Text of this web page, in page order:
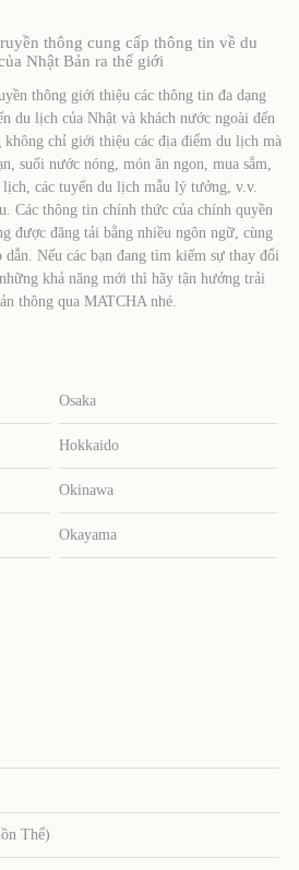
thông cung cấp thông tin về du
Nhật Bản ra thế giới
thông giới thiệu các thông tin đa dạng
du lịch của Nhật và khách nước ngoài đến
không chỉ giới thiệu các địa điểm du lịch mà
suối nước nóng, món ăn ngon, mua sắm,
lịch, các tuyến du lịch mẫu lý tưởng, v.v.
Các thông tin chính thức của chính quyền
được đăng tải bằng nhiều ngôn ngữ, cùng
Nếu các bạn đang tìm kiếm sự thay đổi
khả năng mới thì hãy tận hưởng trải
thông qua MATCHA nhé.
Osaka
Hokkaido
Okinawa
Okayama
Thể)